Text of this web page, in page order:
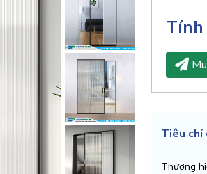
Tính
Tiêu chí
Thương